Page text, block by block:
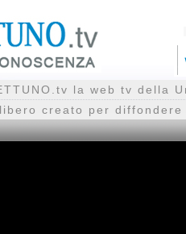
la web tv della
creato per